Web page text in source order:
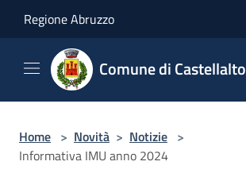
Regione Abruzzo
Comune di Castellalto
Home > Novità > Notizie >
Informativa IMU anno 2024